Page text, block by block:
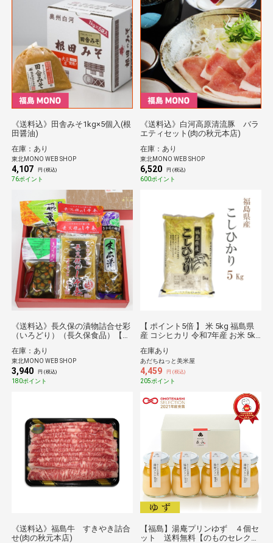
《送料込》田舎みそ1kg×5個入(根
田醤油)
在庫：あり
東北MONO WEB SHOP
4,107 円 (税込)
76ポイント
《送料込》白河高原清流豚 バラ
エティセット(肉の秋元本店)
在庫：あり
東北MONO WEB SHOP
6,520 円 (税込)
600ポイント
《送料込》長久保の漬物詰合せ彩
（いろどり）（長久保食品）【し
在庫：あり
東北MONO WEB SHOP
3,940 円 (税込)
180ポイント
【 ポイント5倍 】 米 5kg 福島県
産 コシヒカリ 令和7年産 お米 5kg
キロ
在庫あり
あだちねっと美米屋
4,459 円 (税込)
205ポイント
《送料込》福島牛 すきやき詰合
せ(肉の秋元本店)
【福島】湯庵プリンゆず ４個セ
ット 送料無料【のものセレクシ